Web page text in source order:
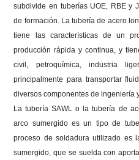
subdivide en tuberías UOE, RBE y
de formación. La tubería de acero
tiene las características de un
producción rápida y continua, y
civil, petroquímica, industria
principalmente para transportar
diversos componentes de ingeniería
La tubería SAWL o la tubería de
arco sumergido es un tipo de
proceso de soldadura utilizado es
sumergido, que se suelda con